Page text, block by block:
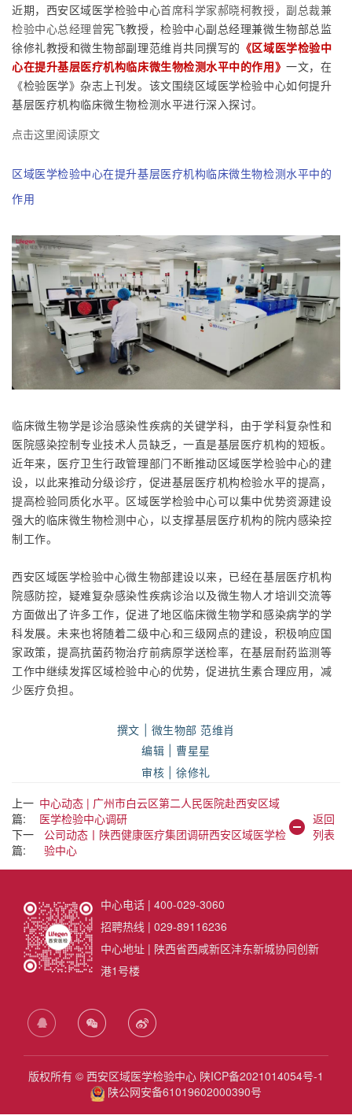
近期，西安区域医学检验中心首席科学家郝晓柯教授，副总裁兼
检验中心总经理曾宪飞教授，检验中心副总经理兼微生物部总监
徐修礼教授和微生物部副理范维肖共同撰写的 《区域医学检验中
心在提升基层医疗机构临床微生物检测水平中的作用》一文，在
《检验医学》杂志上刊发。该文围绕区域医学检验中心如何提升
基层医疗机构临床微生物检测水平进行深入探讨。
点击这里阅读原文
区域医学检验中心在提升基层医疗机构临床微生物检测水平中的
作用
临床微生物学是诊治感染性疾病的关键学科，由于学科复杂性和
医院感染控制专业技术人员缺乏，一直是基层医疗机构的短板。
近年来，医疗卫生行政管理部门不断推动区域医学检验中心的建
设，以此来推动分级诊疗，促进基层医疗机构检验水平的提高，
提高检验同质化水平。区域医学检验中心可以集中优势资源建设
强大的临床微生物检测中心，以支撑基层医疗机构的院内感染控
制工作。
西安区域医学检验中心微生物部建设以来，已经在基层医疗机构
院感防控，疑难复杂感染性疾病诊治以及微生物人才培训交流等
方面做出了许多工作，促进了地区临床微生物学和感染病学的学
科发展。未来也将随着二级中心和三级网点的建设，积极响应国
家政策，提高抗菌药物治疗前病原学送检率，在基层耐药监测等
工作中继续发挥区域检验中心的优势，促进抗生素合理应用，减
少医疗负担。
撰文 | 微生物部 范维肖
编辑 | 曹星星
审核 | 徐修礼
上一
篇:
中心动态 | 广州市白云区第二人民医院赴西安区域
医学检验中心调研
下一
篇:
公司动态丨陕西健康医疗集团调研西安区域医学检
验中心
返回
列表
中心电话 | 400-029-3060
招聘热线 | 029-89116236
中心地址 | 陕西省西咸新区沣东新城协同创新
港1号楼
版权所有 © 西安区域医学检验中心 陕ICP备2021014054号-1
陕公网安备61019602000390号